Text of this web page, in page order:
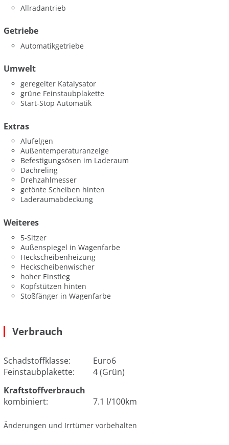
Allradantrieb
Getriebe
Automatikgetriebe
Umwelt
geregelter Katalysator
grüne Feinstaubplakette
Start-Stop Automatik
Extras
Alufelgen
Außentemperaturanzeige
Befestigungsösen im Laderaum
Dachreling
Drehzahlmesser
getönte Scheiben hinten
Laderaumabdeckung
Weiteres
5-Sitzer
Außenspiegel in Wagenfarbe
Heckscheibenheizung
Heckscheibenwischer
hoher Einstieg
Kopfstützen hinten
Stoßfänger in Wagenfarbe
Verbrauch
Schadstoffklasse:
Euro6
Feinstaubplakette:
4 (Grün)
Kraftstoffverbrauch
kombiniert:
7.1 l/100km
Änderungen und Irrtümer vorbehalten